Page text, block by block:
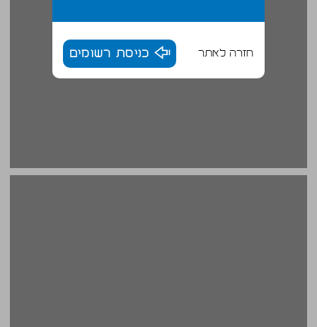
חזרה לאתר כניסת רשומים